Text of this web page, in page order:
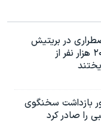
در بریتیش
کلمبیا؛ بیش از ۲۰ هزار نفر از
بازداشت سخنگوی
را صادر کرد